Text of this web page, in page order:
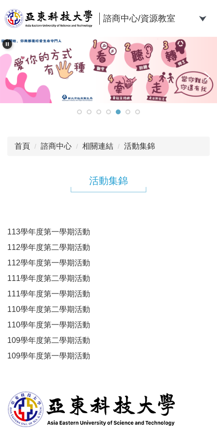
到
主
內
容
區
諮商中心/資源教室
首頁 諮商中心 相關連結 活動集錦
活動集錦
113學年度第一學期活動
112學年度第二學期活動
112學年度第一學期活動
111學年度第二學期活動
111學年度第一學期活動
110學年度第二學期活動
110學年度第一學期活動
109學年度第二學期活動
109學年度第一學期活動